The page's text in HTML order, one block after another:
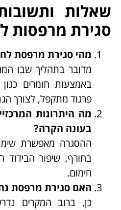
שאלות
סגירת מרפסות
מהי סגירת מרפסת
מדובר בתהליך שבו
באמצעות חומרים כגון
פרגוד מתקפל, לצורך
מה היתרונות
בעונה הקרה?
ההסגרה מאפשרת
בחורף, שיפור הבידוד
חימום.
האם סגירת מרפסת
כן, ברוב המקרים